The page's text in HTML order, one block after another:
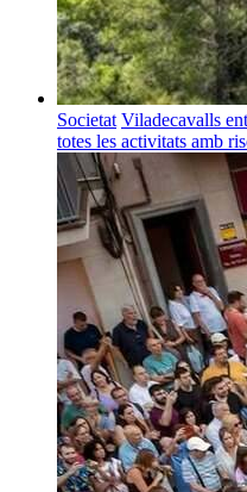
Societat Viladecavalls
totes les activitats amb